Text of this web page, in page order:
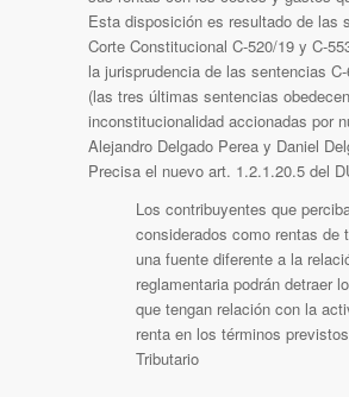
Esta disposición es resultado de las
Corte Constitucional C-520/19 y C-
la jurisprudencia de las sentencias
(las tres últimas sentencias
inconstitucionalidad accionadas por
Alejandro Delgado Perea y Daniel
Precisa el nuevo art. 1.2.1.20.5 del
Los contribuyentes que
considerados como rentas de
una fuente diferente a la
reglamentaria podrán detraer
que tengan relación con la
renta en los términos
Tributario